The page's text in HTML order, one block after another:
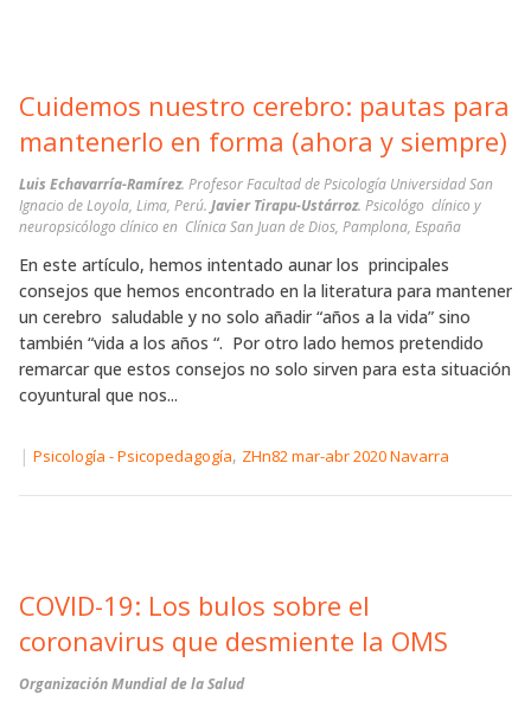
Cuidemos nuestro cerebro: pautas para
mantenerlo en forma (ahora y siempre)
Luis Echavarría-Ramírez. Profesor Facultad de Psicología Universidad San
Ignacio de Loyola, Lima, Perú. Javier Tirapu-Ustárroz. Psicológo clínico y
neuropsicólogo clínico en Clínica San Juan de Dios, Pamplona, España
En este artículo, hemos intentado aunar los principales
consejos que hemos encontrado en la literatura para mantener
un cerebro saludable y no solo añadir “años a la vida” sino
también “vida a los años “. Por otro lado hemos pretendido
remarcar que estos consejos no solo sirven para esta situación
coyuntural que nos...
| Psicología - Psicopedagogía, ZHn82 mar-abr 2020 Navarra
COVID-19: Los bulos sobre el
coronavirus que desmiente la OMS
Organización Mundial de la Salud